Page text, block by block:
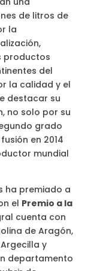
de litros de
la
productos
del
la calidad y el
destacar su
no solo por su
grado
en 2014
mundial
ha premiado a
el Premio a la
cuenta con
de Aragón,
y
departamento